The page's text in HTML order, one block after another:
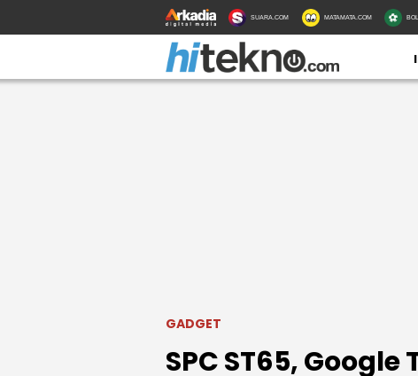
SUARA.COM MATAMATA.COM
GADGET
SPC ST65,